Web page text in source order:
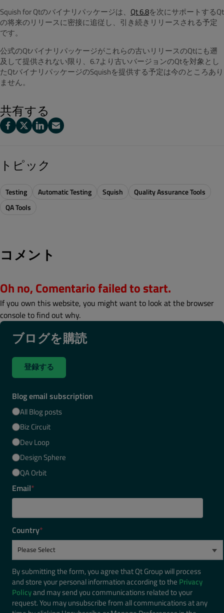
Squish for Qtのバイナリパッケージは、 Qt 6.8を次にサポートするQt
の将来のリリースに密接に追従し、引き続きリリースされる予定
です。
公式のQtバイナリパッケージがこれらの古いリリースのQtにも遡
及して提供されない限り、6.7より古いバージョンのQtを対象とし
たQtバイナリパッケージのSquishを提供する予定は今のところあり
ません。
共有する
トピック
Testing Automatic Testing Squish
Quality Assurance Tools
QA Tools
コメント
Oh no, Comentario failed to start.
If you own this website, you might want to look at the browser
console to find out why.
ブログを購読
登録する
Blog email subscription
All Blog posts
Biz Circuit
Dev Loop
Design Sphere
QA Orbit
Email*
Country*
By submitting the form, you agree that Qt Group will process
and store your personal information according to the Privacy
Policyand may send you communications related to your
request. You may unsubscribe from all communications at any